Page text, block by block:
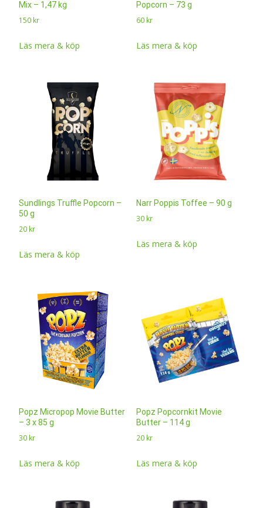
Mix – 1,47 kg
150 kr
Läs mera & köp
Popcorn – 73 g
60 kr
Läs mera & köp
Sundlings Truffle Popcorn –
50 g
20 kr
Läs mera & köp
Narr Poppis Toffee – 90 g
30 kr
Läs mera & köp
Popz Micropop Movie Butter
– 3 x 85 g
30 kr
Läs mera & köp
Popz Popcornkit Movie
Butter – 114 g
20 kr
Läs mera & köp